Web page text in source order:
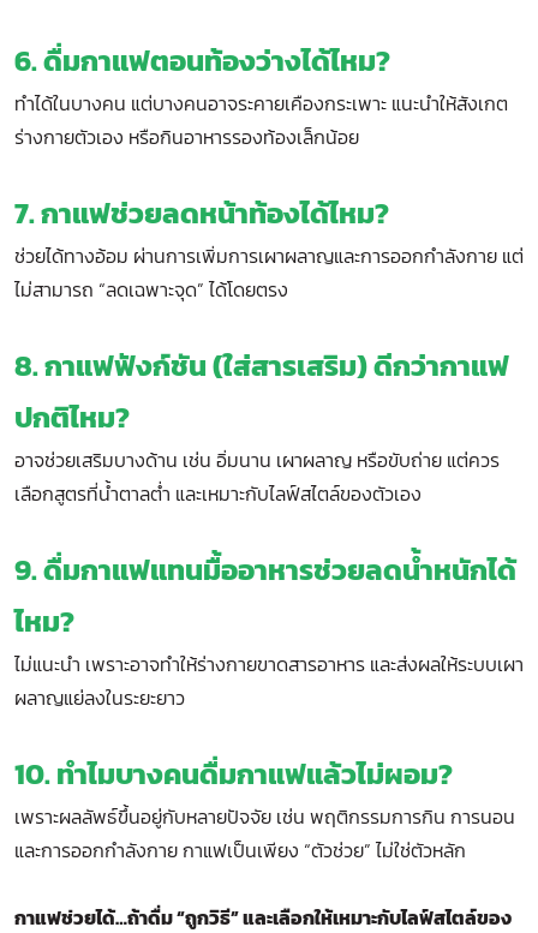
6. ดื่มกาแฟตอนท้องว่างได้ไหม?
ทำได้ในบางคน แต่บางคนอาจระคายเคืองกระเพาะ แนะนำให้สังเกต
ร่างกายตัวเอง หรือกินอาหารรองท้องเล็กน้อย
7. กาแฟช่วยลดหน้าท้องได้ไหม?
ช่วยได้ทางอ้อม ผ่านการเพิ่มการเผาผลาญและการออกกำลังกาย แต่
ไม่สามารถ “ลดเฉพาะจุด” ได้โดยตรง
8. กาแฟฟังก์ชัน (ใส่สารเสริม) ดีกว่ากาแฟ
ปกติไหม?
อาจช่วยเสริมบางด้าน เช่น อิ่มนาน เผาผลาญ หรือขับถ่าย แต่ควร
เลือกสูตรที่น้ำตาลต่ำ และเหมาะกับไลฟ์สไตล์ของตัวเอง
9. ดื่มกาแฟแทนมื้ออาหารช่วยลดน้ำหนักได้
ไหม?
ไม่แนะนำ เพราะอาจทำให้ร่างกายขาดสารอาหาร และส่งผลให้ระบบเผา
ผลาญแย่ลงในระยะยาว
10. ทำไมบางคนดื่มกาแฟแล้วไม่ผอม?
เพราะผลลัพธ์ขึ้นอยู่กับหลายปัจจัย เช่น พฤติกรรมการกิน การนอน
และการออกกำลังกาย กาแฟเป็นเพียง “ตัวช่วย” ไม่ใช่ตัวหลัก
กาแฟช่วยได้…ถ้าดื่ม “ถูกวิธี” และเลือกให้เหมาะกับไลฟ์สไตล์ของ